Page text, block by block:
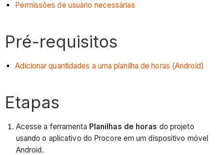
Permissões de usuário necessárias
Pré-requisitos
Adicionar quantidades a uma planilha de horas (Android)
Etapas
Acesse a ferramenta Planilhas de horas do projeto
usando o aplicativo do Procore em um dispositivo móvel
Android.